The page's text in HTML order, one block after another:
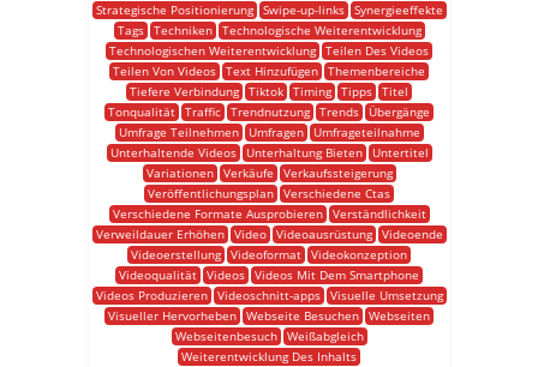
Strategische Positionierung
Swipe-up-links
Synergieeffekte
Tags
Techniken
Technologische Weiterentwicklung
Technologischen Weiterentwicklung Teilen Des Videos
Teilen Von Videos Text Hinzufügen Themenbereiche
Tiefere Verbindung Tiktok Timing Tipps Titel
Tonqualität Traffic Trendnutzung Trends
Übergänge
Umfrage Teilnehmen
Umfragen
Umfrageteilnahme
Unterhaltende Videos
Unterhaltung Bieten
Untertitel
Variationen
Verkäufe
Verkaufssteigerung
Veröffentlichungsplan Verschiedene Ctas
Verschiedene Formate Ausprobieren
Verständlichkeit
Verweildauer Erhöhen
Video Videoausrüstung
Videoende
Videoerstellung Videoformat Videokonzeption
Videoqualität Videos Videos Mit Dem Smartphone
Videos Produzieren
Videoschnitt-apps
Visuelle Umsetzung
Visueller Hervorheben Webseite Besuchen Webseiten
Webseitenbesuch
Weißabgleich
Weiterentwicklung Des Inhalts